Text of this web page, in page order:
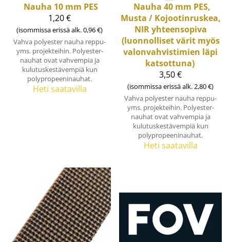
Nauha 10 mm PES
1,20 €
(isommissa erissä alk. 0,96 €)
Vahva polyester nauha reppu-
yms. projekteihin. Polyester-
nauhat ovat vahvempia ja
kulutuskestävempiä kun
polypropeeninauhat.
Heti saatavilla
Nauha 40 mm PES,
Musta / Kojootinruskea,
NIR yhteensopiva
(luonnolliset värit myös
valonvahvistimien läpi
katsottuna)
3,50 €
(isommissa erissä alk. 2,80 €)
Vahva polyester nauha reppu-
yms. projekteihin. Polyester-
nauhat ovat vahvempia ja
kulutuskestävempiä kun
polypropeeninauhat.
Heti saatavilla